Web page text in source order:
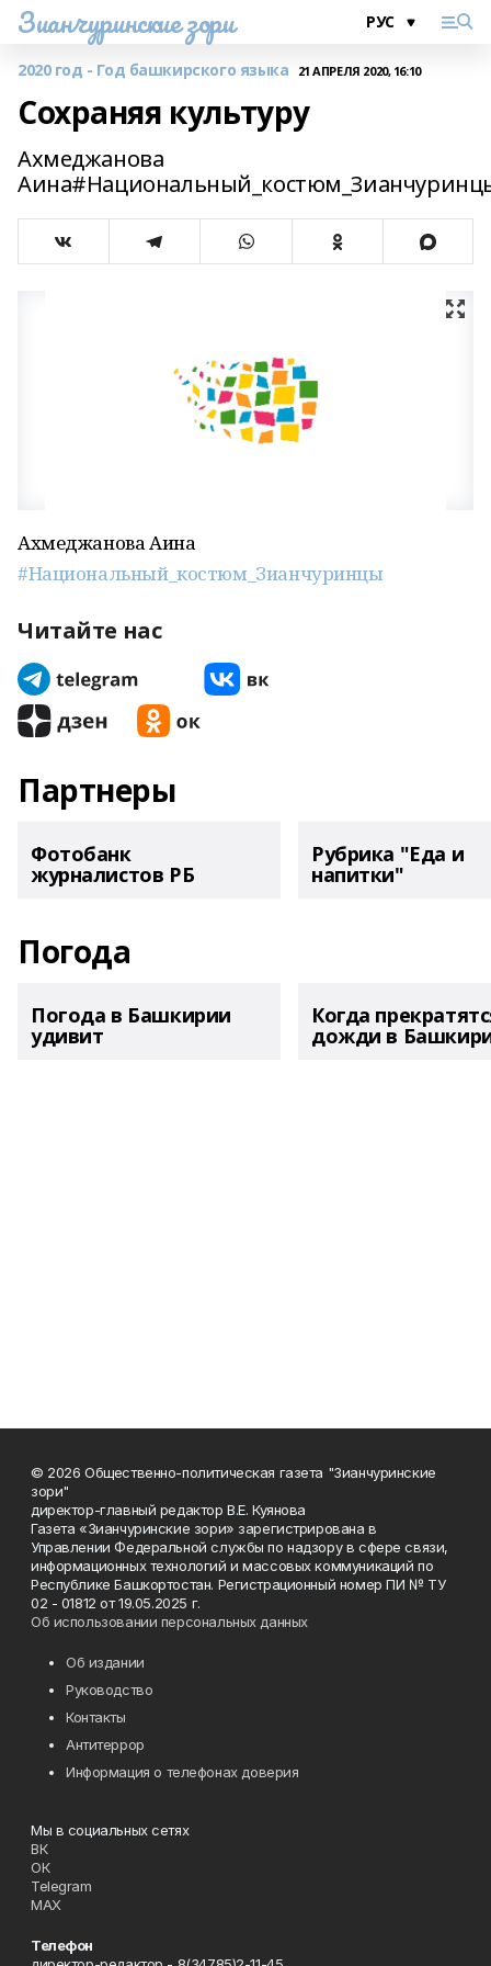
Зианчуринские зори
2020 год - Год башкирского языка 21 АПРЕЛЯ 2020, 16:10
Сохраняя культуру
Ахмеджанова
Ахмеджанова Аина
#Национальный_костюм_Зианчуринцы
Читайте нас
Партнеры
Фотобанк
журналистов РБ
Рубрика "Еда и
напитки"
Погода
Погода в Башкирии
удивит
Когда
дожди в
© 2026 Общественно-политическая газета "Зианчуринские
зори"
директор-главный редактор В.Е. Куянова
Газета «Зианчуринские зори» зарегистрирована в
Управлении Федеральной службы по надзору в сфере связи,
информационных технологий и массовых коммуникаций по
Республике Башкортостан. Регистрационный номер ПИ № ТУ
02 - 01812 от 19.05.2025 г.
Об использовании персональных данных
Об издании
Руководство
Контакты
Антитеррор
Информация о телефонах доверия
Мы в социальных сетях
ВК
ОК
Telegram
MAX
Телефон